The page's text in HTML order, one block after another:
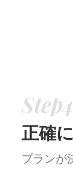
Step4
正確
プランが